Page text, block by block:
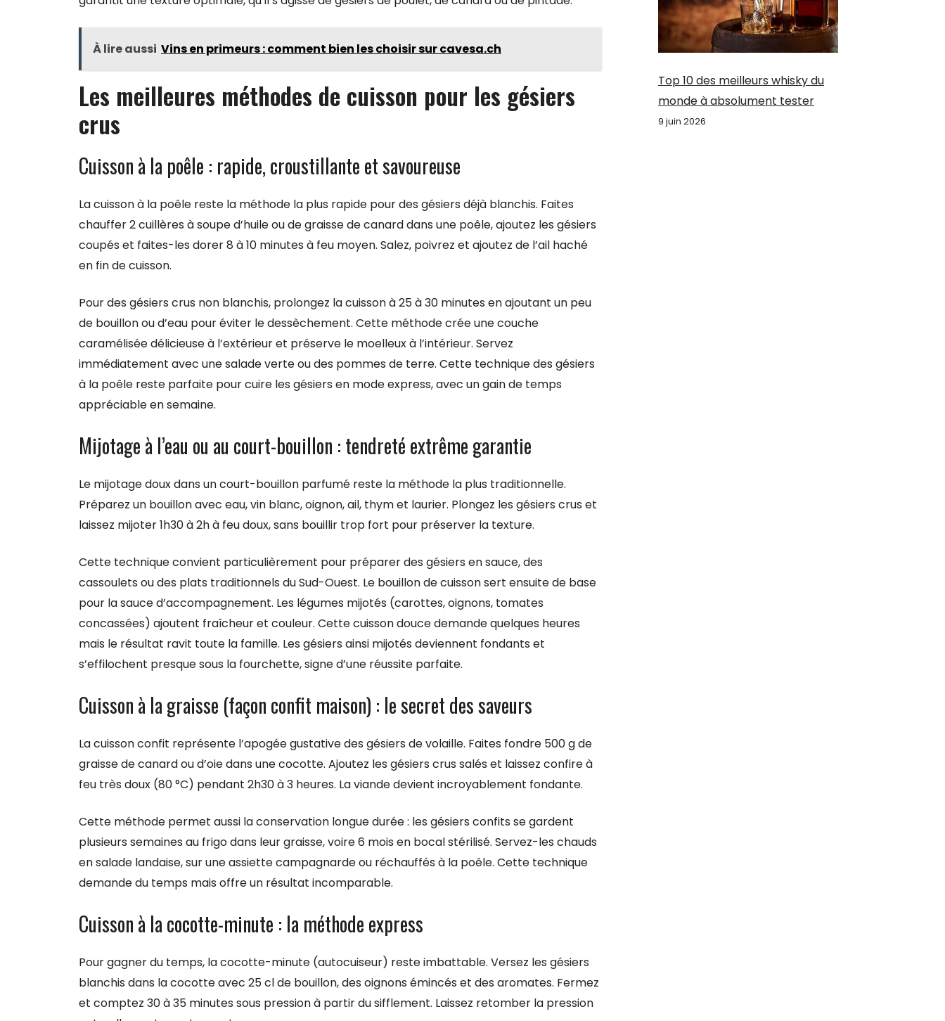
À lire aussi Vins en primeurs : comment bien les choisir sur cavesa.ch
Les meilleures méthodes de cuisson pour les gésiers
crus
Cuisson à la poêle : rapide, croustillante et savoureuse
La cuisson à la poêle reste la méthode la plus rapide pour des gésiers déjà blanchis. Faites
chauffer 2 cuillères à soupe d’huile ou de graisse de canard dans une poêle, ajoutez les gésiers
coupés et faites-les dorer 8 à 10 minutes à feu moyen. Salez, poivrez et ajoutez de l’ail haché
en fin de cuisson.
Pour des gésiers crus non blanchis, prolongez la cuisson à 25 à 30 minutes en ajoutant un peu
de bouillon ou d’eau pour éviter le dessèchement. Cette méthode crée une couche
caramélisée délicieuse à l’extérieur et préserve le moelleux à l’intérieur. Servez
immédiatement avec une salade verte ou des pommes de terre. Cette technique des gésiers
à la poêle reste parfaite pour cuire les gésiers en mode express, avec un gain de temps
appréciable en semaine.
Mijotage à l’eau ou au court-bouillon : tendreté extrême garantie
Le mijotage doux dans un court-bouillon parfumé reste la méthode la plus traditionnelle.
Préparez un bouillon avec eau, vin blanc, oignon, ail, thym et laurier. Plongez les gésiers crus et
laissez mijoter 1h30 à 2h à feu doux, sans bouillir trop fort pour préserver la texture.
Cette technique convient particulièrement pour préparer des gésiers en sauce, des
cassoulets ou des plats traditionnels du Sud-Ouest. Le bouillon de cuisson sert ensuite de base
pour la sauce d’accompagnement. Les légumes mijotés (carottes, oignons, tomates
concassées) ajoutent fraîcheur et couleur. Cette cuisson douce demande quelques heures
mais le résultat ravit toute la famille. Les gésiers ainsi mijotés deviennent fondants et
s’effilochent presque sous la fourchette, signe d’une réussite parfaite.
Cuisson à la graisse (façon confit maison) : le secret des saveurs
La cuisson confit représente l’apogée gustative des gésiers de volaille. Faites fondre 500 g de
graisse de canard ou d’oie dans une cocotte. Ajoutez les gésiers crus salés et laissez confire à
feu très doux (80 °C) pendant 2h30 à 3 heures. La viande devient incroyablement fondante.
Cette méthode permet aussi la conservation longue durée : les gésiers confits se gardent
plusieurs semaines au frigo dans leur graisse, voire 6 mois en bocal stérilisé. Servez-les chauds
en salade landaise, sur une assiette campagnarde ou réchauffés à la poêle. Cette technique
demande du temps mais offre un résultat incomparable.
Cuisson à la cocotte-minute : la méthode express
Pour gagner du temps, la cocotte-minute (autocuiseur) reste imbattable. Versez les gésiers
blanchis dans la cocotte avec 25 cl de bouillon, des oignons émincés et des aromates. Fermez
et comptez 30 à 35 minutes sous pression à partir du sifflement. Laissez retomber la pression
Top 10 des meilleurs whisky du
monde à absolument tester
9 juin 2026